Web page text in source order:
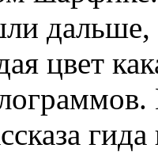
дальше,
цвет